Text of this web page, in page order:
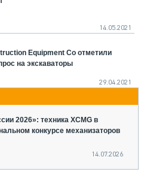
14.05.2021
Equipment Co отметили
на экскаваторы
29.04.2021
2026»: техника XCMG в
конкурсе механизаторов
14.07.2026